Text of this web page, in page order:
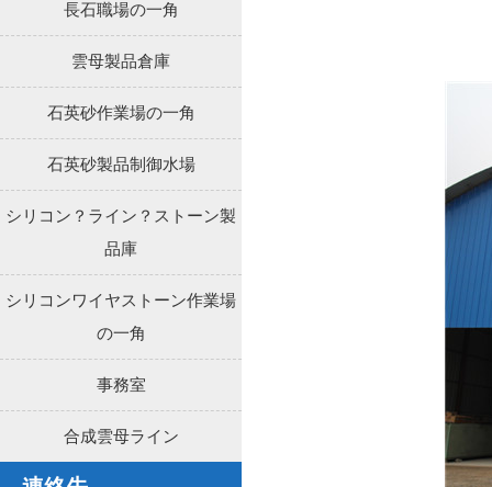
長石職場の一角
雲母製品倉庫
石英砂作業場の一角
石英砂製品制御水場
シリコン？ライン？ストーン製
品庫
シリコンワイヤストーン作業場
の一角
事務室
合成雲母ライン